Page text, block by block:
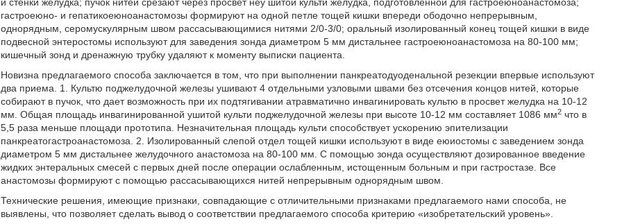
гастроеюно- и гепатикоеюноанастомозы формируют на одной петле тощей кишки впереди ободочно непрерывным,
однорядным, серомускулярным швом рассасывающимися нитями 2/0-3/0; оральный изолированный конец тощей кишки в виде
подвесной энтеростомы используют для заведения зонда диаметром 5 мм дистальнее гастроеюноанастомоза на 80-100 мм;
кишечный зонд и дренажную трубку удаляют к моменту выписки пациента.
Новизна предлагаемого способа заключается в том, что при выполнении панкреатодуоденальной резекции впервые используют
два приема. 1. Культю поджелудочной железы ушивают 4 отдельными узловыми швами без отсечения концов нитей, которые
собирают в пучок, что дает возможность при их подтягивании атравматично инвагинировать культю в просвет желудка на 10-12
мм. Общая площадь инвагинированной ушитой культи поджелудочной железы при высоте 10-12 мм составляет 1086 мм2 что в
5,5 раза меньше площади прототипа. Незначительная площадь культи способствует ускорению эпителизации
панкреатогастроанастомоза. 2. Изолированный слепой отдел тощей кишки используют в виде еюиостомы с заведением зонда
диаметром 5 мм дистальнее желудочного анастомоза на 80-100 мм. С помощью зонда осуществляют дозированное введение
жидких энтеральных смесей с первых дней после операции ослабленным, истощенным больным и при гастростазе. Все
анастомозы формируют с помощью рассасывающихся нитей непрерывным однорядным швом.
Технические решения, имеющие признаки, совпадающие с отличительными признаками предлагаемого нами способа, не
выявлены, что позволяет сделать вывод о соответствии предлагаемого способа критерию «изобретательский уровень».